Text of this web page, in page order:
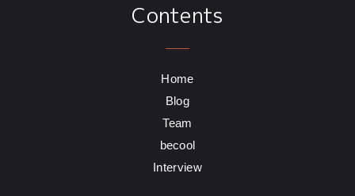
Contents
Home
Blog
Team
becool
Interview